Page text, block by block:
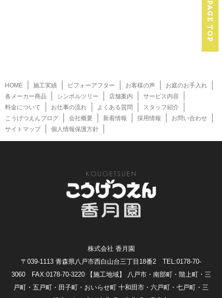
HOME 施工実績 ビフォーアフター お客様の声
お庭のお手入れ
各メーカー商品
シンボルツリー 店舗案内
サービス内容
料金について
お仕事の流れ よくある質問
スタッフ紹介
こうげつえんブログ
会社概要 新着情報 採用情報
お問い合わせ
サイトマップ
個人情報保護方針
株式会社 香月園
〒039-1113 青森県八戸市西白山台三丁目18番2 TEL:0178-70-
3060 FAX:0178-70-3220
【施工地域】 八戸市・南部町・階上町・三
戸町・五戸町・田子町・おいらせ町 十和田市・六戸町・七戸町・三